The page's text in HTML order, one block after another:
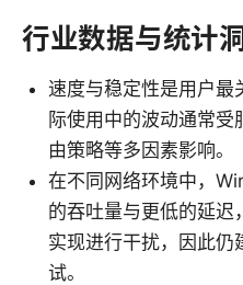
行业数据与统计
速度与稳定性是用户最
际使用中的波动通常
由策略等多因素影响。
在不同网络环境中，
的吞吐量与更低的延迟
实现进行干扰，因此仍
试。